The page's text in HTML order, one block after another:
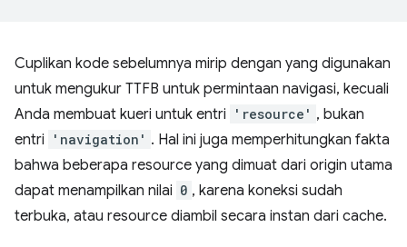
Cuplikan kode sebelumnya mirip dengan yang digunakan
untuk mengukur TTFB untuk permintaan navigasi, kecuali
Anda membuat kueri untuk entri
'resource' , bukan
entri
'navigation' . Hal ini juga memperhitungkan fakta
bahwa beberapa resource yang dimuat dari origin utama
dapat menampilkan nilai 0 , karena koneksi sudah
terbuka, atau resource diambil secara instan dari cache.